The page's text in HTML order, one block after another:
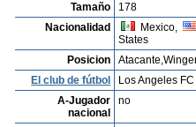
Tamaño
178
Nacionalidad
Mexico,
States
Posicion
El club de fútbol
Los Angeles
A-Jugador
nacional
no